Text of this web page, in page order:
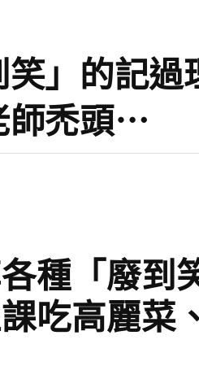
笑」的記
師禿頭⋯
種「廢到
吃高麗菜